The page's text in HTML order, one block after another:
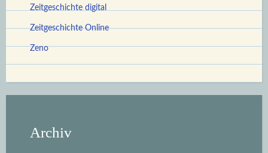
Zeitgeschichte digital
Zeitgeschichte Online
Zeno
Archiv